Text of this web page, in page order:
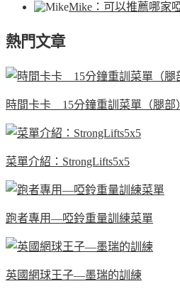
Mike ：可以推薦哪家
熱門文章
時間卡卡 15分鐘重訓菜單（腿部
菜單介紹：StrongLifts5x5
跑者專用—啞鈴重量訓練菜單
英國網球王子—墨瑞的訓練